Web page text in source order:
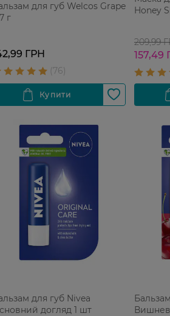
для губ Welcos Grape
г
ГРН
Honey
209,99
157,49
для губ Nivea
догляд 1 шт